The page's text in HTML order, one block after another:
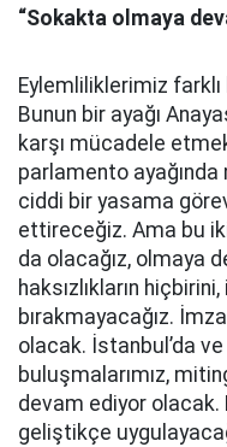
“Sokakta olmaya
Eylemliliklerimiz
Bunun bir ayağı
karşı mücadele
parlamento
ciddi bir yasama
ettireceğiz. Ama bu
da olacağız, olmaya
haksızlıkların
bırakmayacağız.
olacak. İstanbul’da
buluşmalarımız,
devam ediyor olacak.
geliştikçe